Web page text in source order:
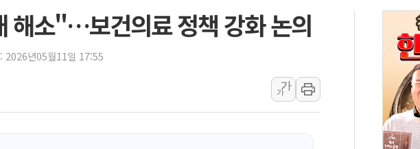
美 항소법원, 백악관 무도회장 공사 중단 명령…트럼프 제동
이란 핵심 원유 수출항 '하르그섬', 최근 1주일 이상 '올스톱'… 美 해상봉쇄 영향
美 고용 쇼크에 엔화 장중 급등…시장은 "또 개입했나" 촉각
[AI MY 뉴스] 뉴욕 반도체주 프리뷰...美 고용 쇼크에 반도체주 '활짝'
뉴욕증시 프리뷰, 美 고용 쇼크에 금리 인상 우려 후퇴…나스닥 선물 1%대 상승
[종합] 美 7월 고용 2만3000명 감소 '쇼크'…9월 금리 인상 기대 후퇴
[사진] 이슬람 수니파 3개국, 공동방위협정 체결
해소"…보건의료 정책 강화 논의
2026년05월11일 17:55
가
가